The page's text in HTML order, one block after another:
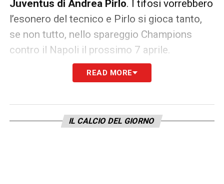
Juventus di Andrea Pirlo. I tifosi vorrebbero
l’esonero del tecnico e Pirlo si gioca tanto,
se non tutto, nello spareggio Champions
contro il Napoli il prossimo 7 aprile.
Qualora Andrea Agnelli dovesse decidere
stretta attualità il nome di Max Allegri per
un ritorno alla Continassa. Lo stesso Allegri
READ MORE
IL CALCIO DEL GIORNO